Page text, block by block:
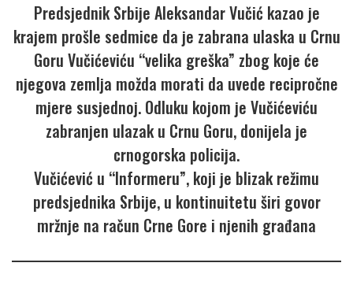
Predsjednik Srbije Aleksandar Vučić kazao je
krajem prošle sedmice da je zabrana ulaska u Crnu
Goru Vučićeviću “velika greška” zbog koje će
njegova zemlja možda morati da uvede recipročne
mjere susjednoj. Odluku kojom je Vučićeviću
zabranjen ulazak u Crnu Goru, donijela je
crnogorska policija.
Vučićević u “Informeru”, koji je blizak režimu
predsjednika Srbije, u kontinuitetu širi govor
mržnje na račun Crne Gore i njenih građana